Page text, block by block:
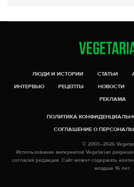
ЛЮДИ И ИСТОРИИ СТАТЬИ
ИНТЕРВЬЮ
РЕЦЕПТЫ НОВОСТИ
РЕКЛАМА
ПОЛИТИКА
СОГЛАШЕНИЕ О
© 2003–2026
Использование материалов Vegetarian
согласия редакции. Сайт может содержать
младше 16 лет.